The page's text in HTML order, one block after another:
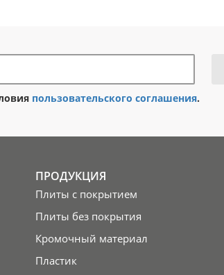
пользовательского соглашения.
ПРОДУКЦИЯ
Плиты с покрытием
Плиты без покрытия
Кромочный материал
Пластик